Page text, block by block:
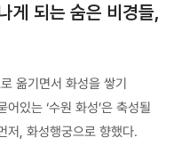
게 되는 숨은 비경들,
옮기면서 화성을 쌓기
있는 ‘수원 화성’은 축성될
저, 화성행궁으로 향했다.